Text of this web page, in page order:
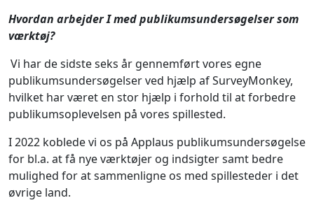
Hvordan arbejder I med publikumsundersøgelser som
værktøj?
Vi har de sidste seks år gennemført vores egne
publikumsundersøgelser ved hjælp af SurveyMonkey,
hvilket har været en stor hjælp i forhold til at forbedre
publikumsoplevelsen på vores spillested.
I 2022 koblede vi os på Applaus publikumsundersøgelse
for bl.a. at få nye værktøjer og indsigter samt bedre
mulighed for at sammenligne os med spillesteder i det
øvrige land.